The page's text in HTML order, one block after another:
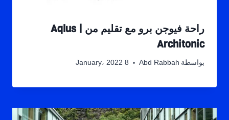
راحة فيوجن برو مع تقليم من Aqlus |
Architonic
بواسطة Abd Rabbah 8 January، 2022